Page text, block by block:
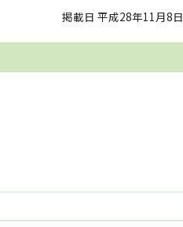
掲載日 平成28年11月8日